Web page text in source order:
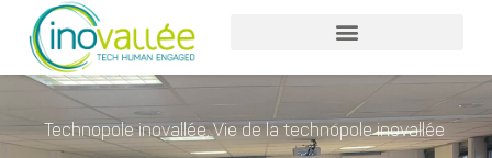
Technopole inovallée,Vie de la technopole inovallée